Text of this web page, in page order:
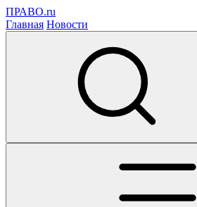
ПРАВО.ru
Главная Новости